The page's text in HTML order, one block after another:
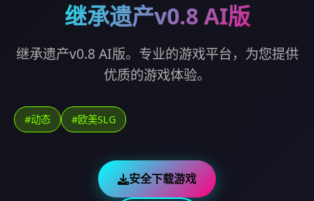
继承遗产v0.8 AI版
继承遗产v0.8 AI版。专业的游戏平台，为您提供
优质的游戏体验。
#动态 #欧美SLG
安全下载游戏